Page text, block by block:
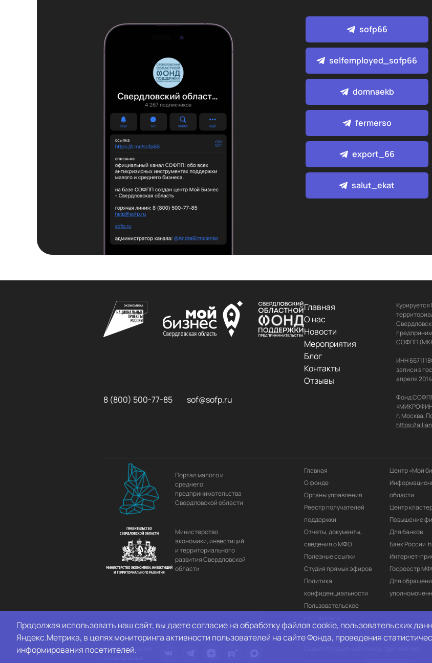
sofp66
selfemployed_sofp66
domnaekb
fermerso
export_66
salut_ekat
8 (800) 500-77-85 sof@sofp.ru
Главная
О нас
Новости
Мероприятия
Блог
Контакты
Отзывы
СОФПП
ИНН
записи в
апреля
Фонд
https://
Портал малого и
среднего
предпринимательства
Свердловской области
Министерство
экономики, инвестиций
и территориального
развития Свердловской
области
Главная
О фонде
Органы управления
Реестр получателей
поддержки
Отчеты, документы,
сведения о МФО
Полезные ссылки
Студия прямых эфиров
Политика
конфиденциальности
Пользовательское
Центр «Мой
области
Центр
Повышение
Для банков
Банк России
Интернет-
Госреестр
Для
Следите за нами
Продолжая использовать наш сайт, вы даете согласие на обработку файлов cookie, пользовательских
Яндекс.Метрика, в целях мониторинга активности пользователей на сайте Фонда, проведения
информирования посетителей.